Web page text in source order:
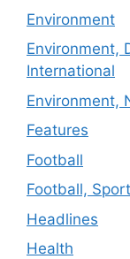
Environment
Environment,
International
Environment,
Features
Football
Football,
Headlines
Health